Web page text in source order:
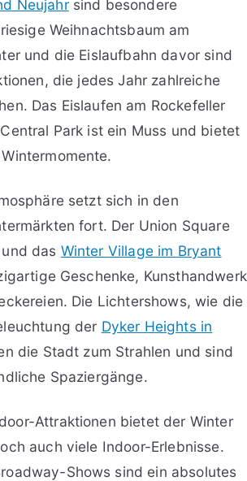
Neujahrsind besondere
Weihnachtsbaum am
und die Eislaufbahn davor sind
die jedes Jahr zahlreiche
Das Eislaufen am Rockefeller
Park ist ein Muss und bietet
setzt sich in den
fort. Der Union Square
das Winter Village im Bryant
Geschenke, Kunsthandwerk
Die Lichtershows, wie die
der Dyker Heights in
die Stadt zum Strahlen und sind
Spaziergänge.
Attraktionen bietet der Winter
auch viele Indoor-Erlebnisse.
Shows sind ein absolutes